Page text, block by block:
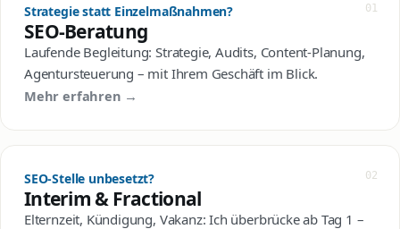
01
Strategie statt Einzelmaßnahmen?
SEO-Beratung
Laufende Begleitung: Strategie, Audits, Content-Planung,
Agentursteuerung – mit Ihrem Geschäft im Blick.
Mehr erfahren →
02
SEO-Stelle unbesetzt?
Interim & Fractional
Elternzeit, Kündigung, Vakanz: Ich überbrücke ab Tag 1 –